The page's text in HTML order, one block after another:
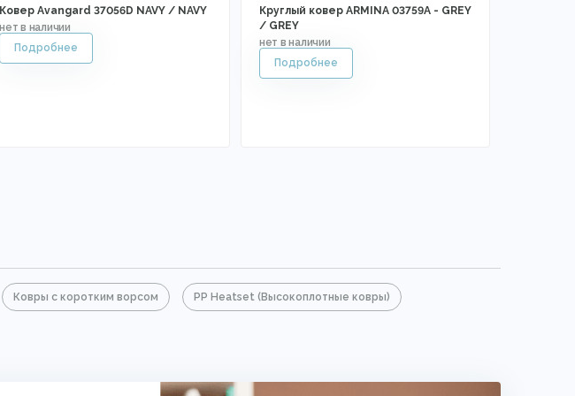
Ковер Avangard 37056D NAVY / NAVY
Круглый ковер ARMINA 03759A - GREY
/ GREY
Ковры с коротким ворсом PP Heatset (Высокоплотные ковры)